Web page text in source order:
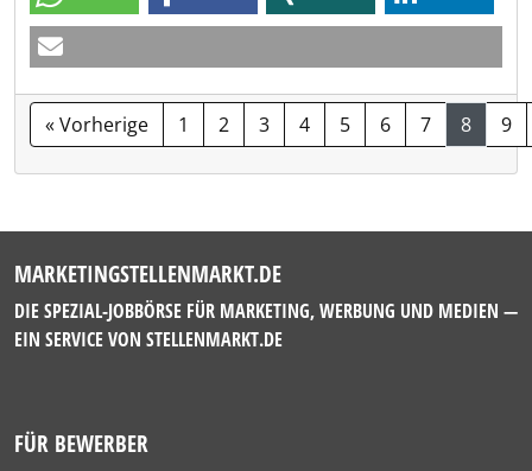
« Vorherige 1 2 3 4 5 6 7 8 9
MARKETINGSTELLENMARKT.DE
DIE SPEZIAL-JOBBÖRSE FÜR MARKETING, WERBUNG UND MEDIEN —
EIN SERVICE VON STELLENMARKT.DE
FÜR BEWERBER